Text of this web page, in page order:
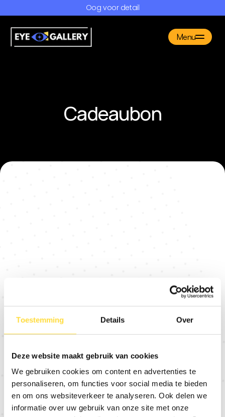
Toestemming Details Over
Deze website maakt gebruik van cookies
We gebruiken cookies om content en advertenties te
personaliseren, om functies voor social media te bieden
en om ons websiteverkeer te analyseren. Ook delen we
informatie over uw gebruik van onze site met onze
Oog voor detail
Menu
Cadeaubon
Besteldatum
Versturen